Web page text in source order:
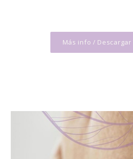
Más info / Descargar